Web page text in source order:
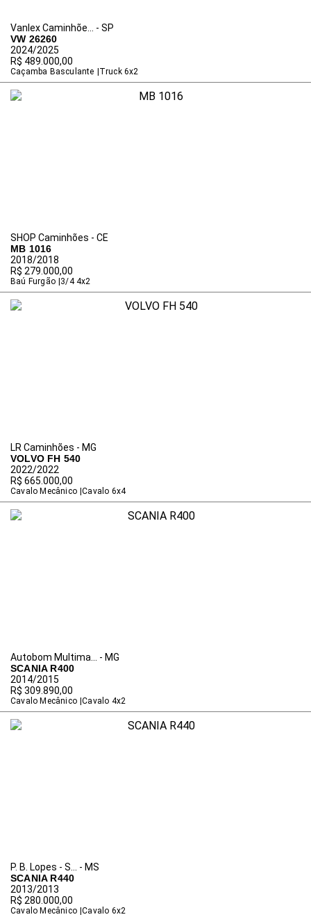
Vanlex Caminhõe... - SP
VW 26260
2024/2025
R$ 489.000,00
Caçamba Basculante Truck 6x2
SHOP Caminhões - CE
MB 1016
2018/2018
R$ 279.000,00
Baú Furgão 3/4 4x2
LR Caminhões - MG
VOLVO FH 540
2022/2022
R$ 665.000,00
Cavalo Mecânico Cavalo 6x4
Autobom Multima... - MG
SCANIA R400
2014/2015
R$ 309.890,00
Cavalo Mecânico Cavalo 4x2
P. B. Lopes - S... - MS
SCANIA R440
2013/2013
R$ 280.000,00
Cavalo Mecânico Cavalo 6x2